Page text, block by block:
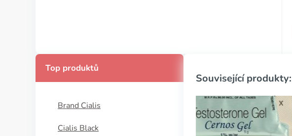
Top produktů
Brand Cialis
Cialis Black
Související produkty: